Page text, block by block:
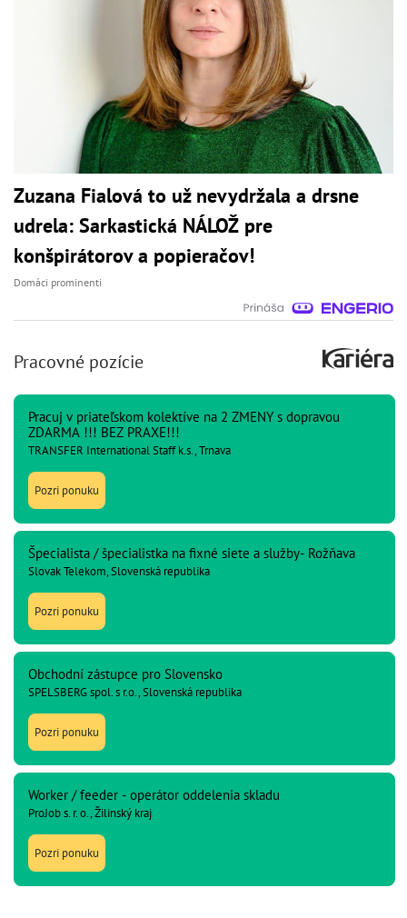
Zuzana Fialová to už nevydržala a drsne
udrela: Sarkastická NÁLOŽ pre
konšpirátorov a popieračov!
Domáci prominenti
Pracovné pozície
Pracuj v priateľskom kolektíve na 2 ZMENY s dopravou
ZDARMA !!! BEZ PRAXE!!!
TRANSFER International Staff k.s., Trnava
Pozri ponuku
Špecialista / špecialistka na fixné siete a služby- Rožňava
Slovak Telekom, Slovenská republika
Pozri ponuku
Obchodní zástupce pro Slovensko
SPELSBERG spol. s r.o., Slovenská republika
Pozri ponuku
Worker / feeder - operátor oddelenia skladu
ProJob s. r. o., Žilinský kraj
Pozri ponuku